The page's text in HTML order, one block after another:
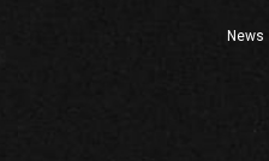
News